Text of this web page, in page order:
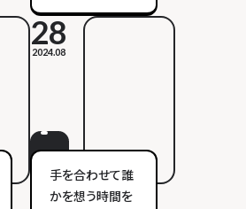
28
2024.08
手を合わせて誰
かを想う時間を